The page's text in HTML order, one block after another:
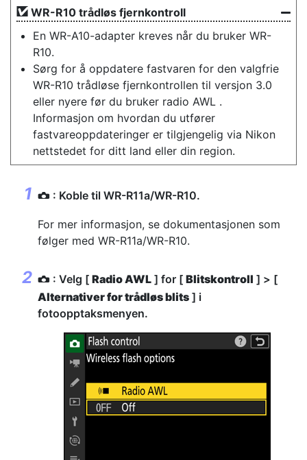
WR-R10 trådløs fjernkontroll
En WR-A10-adapter kreves når du bruker WR-
R10.
Sørg for å oppdatere fastvaren for den valgfrie
WR-R10 trådløse fjernkontrollen til versjon 3.0
eller nyere før du bruker radio AWL .
Informasjon om hvordan du utfører
fastvareoppdateringer er tilgjengelig via Nikon
nettstedet for ditt land eller din region.
C : Koble til WR-R11a/WR-R10.
For mer informasjon, se dokumentasjonen som
følger med WR-R11a/WR-R10.
C : Velg [ Radio AWL ] for [ Blitskontroll ] > [
Alternativer for trådløs blits ] i
fotoopptaksmenyen.